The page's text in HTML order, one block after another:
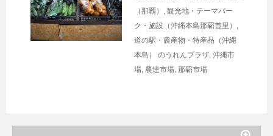
（那覇） , 観光地・テーマパー
ク・施設（沖縄本島那覇首里） ,
道の駅・農産物・特産品（沖縄
本島）
のうれんプラザ, 沖縄市
場, 農連市場, 那覇市場